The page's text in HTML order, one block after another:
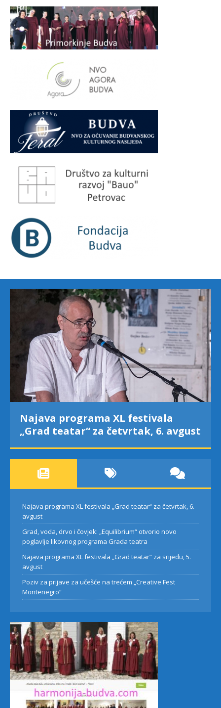
Najava programa XL festivala
„Grad teatar“ za četvrtak, 6. avgust
Najava programa XL festivala „Grad teatar“ za četvrtak, 6.
avgust
Grad, voda, drvo i čovjek: „Equilibrium“ otvorio novo
poglavlje likovnog programa Grada teatra
Najava programa XL festivala „Grad teatar“ za srijedu, 5.
avgust
Poziv za prijave za učešće na trećem „Creative Fest
Montenegro“